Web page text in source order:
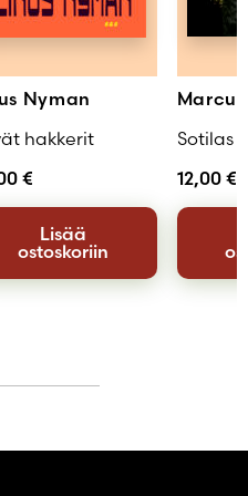
Nyman
hakkerit
€
Lisää
ostoskoriin
Sotilas
12,00 €